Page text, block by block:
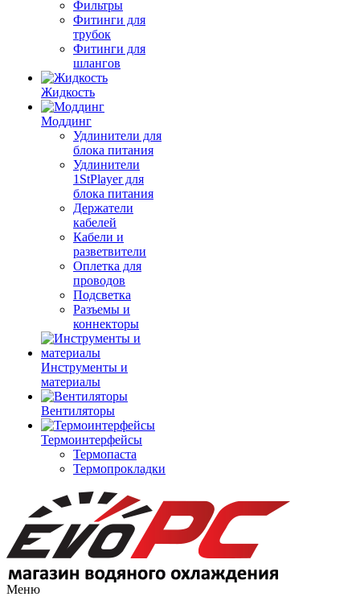
Фильтры
Фитинги для
трубок
Фитинги для
шлангов
Жидкость
Моддинг
Удлинители для
блока питания
Удлинители
1StPlayer для
блока питания
Держатели
кабелей
Кабели и
разветвители
Оплетка для
проводов
Подсветка
Разъемы и
коннекторы
Инструменты и
материалы
Вентиляторы
Термоинтерфейсы
Термопаста
Термопрокладки
Меню